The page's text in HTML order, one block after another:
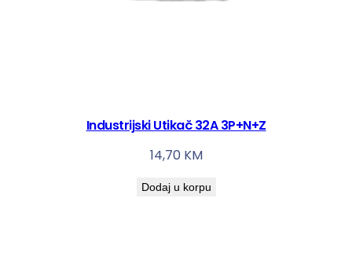
Industrijski Utikač 32A 3P+N+Z
14,70 KM
Dodaj u korpu